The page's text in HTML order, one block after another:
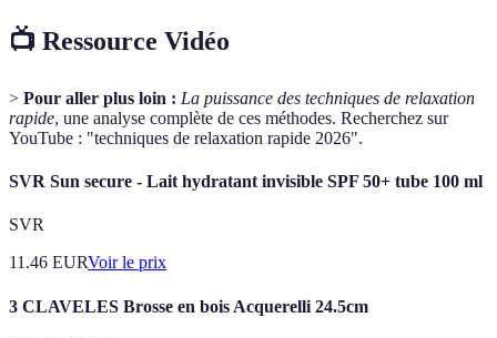
📺 Ressource Vidéo
> Pour aller plus loin : La puissance des techniques de relaxation
rapide, une analyse complète de ces méthodes. Recherchez sur
YouTube : "techniques de relaxation rapide 2026".
SVR Sun secure - Lait hydratant invisible SPF 50+ tube 100 ml
SVR
11.46 EURVoir le prix
3 CLAVELES Brosse en bois Acquerelli 24.5cm